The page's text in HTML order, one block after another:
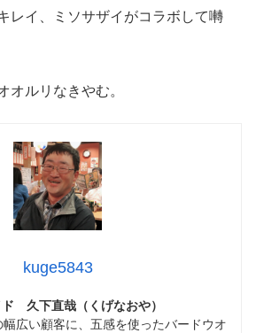
レイ、ミソサザイがコラボして囀
オルリなきやむ。
kuge5843
ド 久下直哉（くげなおや）
広い顧客に、五感を使ったバードウオ